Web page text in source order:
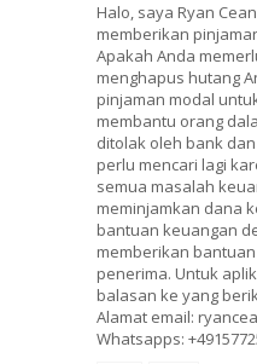
Halo, saya Ryan
memberikan
Apakah Anda
menghapus hutang
pinjaman modal
membantu orang
ditolak oleh bank
perlu mencari lagi
semua masalah
meminjamkan dana
bantuan keuangan
memberikan
penerima. Untuk
balasan ke yang
Alamat email:
Whatsapps: